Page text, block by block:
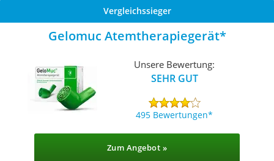
Vergleichssieger
Gelomuc Atemtherapiegerät
Unsere Bewertung:
SEHR GUT
495 Bewertungen
Zum Angebot »